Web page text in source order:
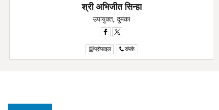
श्री अभिजीत सिन्हा
उपायुक्त, दुमका
प्रोफाइल संपर्क